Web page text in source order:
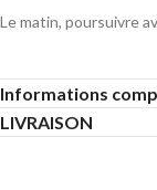
Le matin, poursuivre
Informations
LIVRAISON